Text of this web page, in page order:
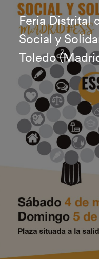
Feria Distrital
Social y
Toledo